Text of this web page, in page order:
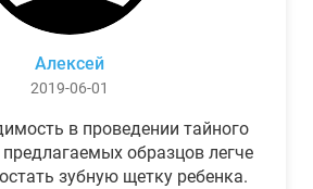
Алексей
2019-06-01
в проведении тайного
образцов легче
зубную щетку ребенка.